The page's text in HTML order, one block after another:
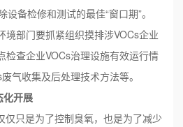
备检修和测试的最佳“窗口期”。
境部门要抓紧组织摸排涉VOCs企业
检查企业VOCs治理设施有效运行情
气收集及后处理技术方法等。
化开展
仅只是为了控制臭氧，也是为了减少